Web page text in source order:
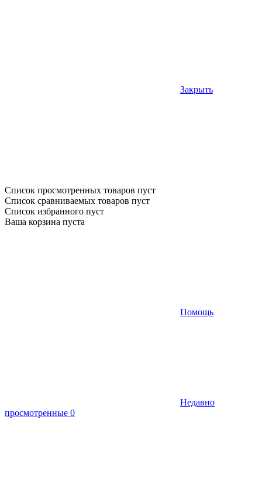
Закрыть
Список просмотренных товаров пуст
Список сравниваемых товаров пуст
Список избранного пуст
Ваша корзина пуста
Помощь
Недавно
просмотренные 0